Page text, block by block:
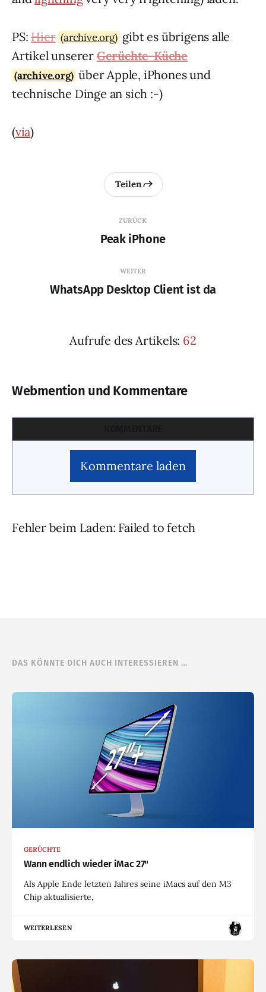
PS:Hier (archive.org)gibt es übrigens alle
Artikel unserer Gerüchte-Küche
(archive.org) über Apple, iPhones und
technische Dinge an sich :-)
(via)
ZURÜCK
Peak iPhone
Teilen
WEITER
WhatsApp Desktop Client ist da
Aufrufe des Artikels: 62
Webmention und Kommentare
Kommentare laden
Fehler beim Laden: Failed to fetch
DAS KÖNNTE DICH AUCH INTERESSIEREN …
GERÜCHTE
Wann endlich wieder iMac 27"
Als Apple Ende letzten Jahres seine iMacs auf den M3
Chip aktualisierte,
WEITERLESEN